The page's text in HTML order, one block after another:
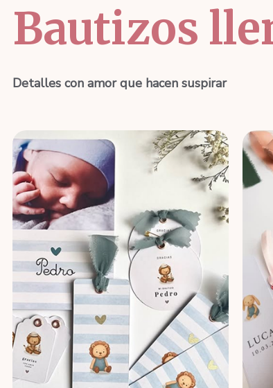
Bautizos
Detalles con amor que hacen suspirar